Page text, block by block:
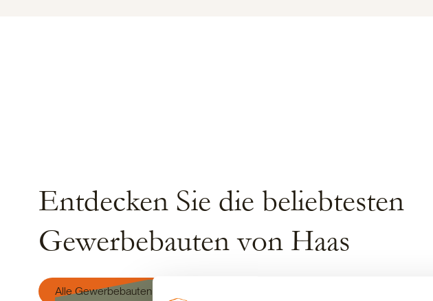
Entdecken Sie die beliebtesten
Gewerbebauten von Haas
Alle Gewerbebauten entdecken